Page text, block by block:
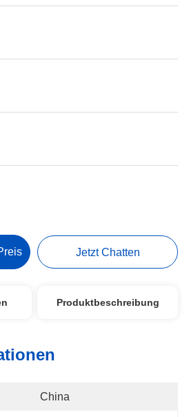
Jetzt Chatten
Produktbeschreibung
China